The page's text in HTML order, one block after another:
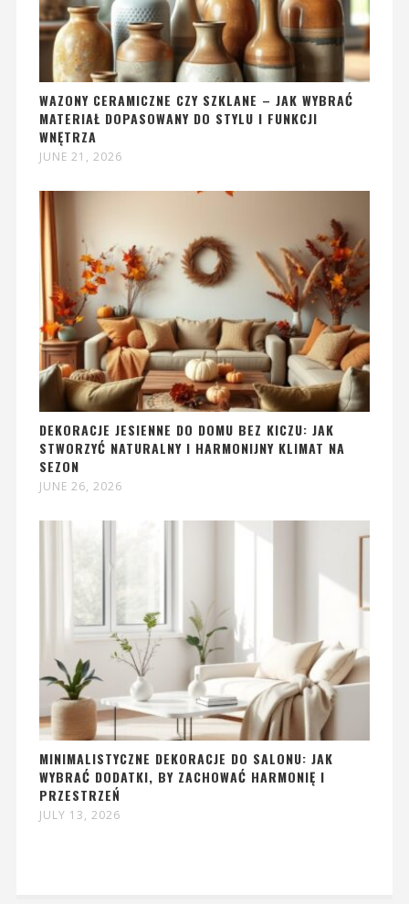
WAZONY CERAMICZNE CZY SZKLANE – JAK WYBRAĆ
MATERIAŁ DOPASOWANY DO STYLU I FUNKCJI
WNĘTRZA
JUNE 21, 2026
DEKORACJE JESIENNE DO DOMU BEZ KICZU: JAK
STWORZYĆ NATURALNY I HARMONIJNY KLIMAT NA
SEZON
JUNE 26, 2026
MINIMALISTYCZNE DEKORACJE DO SALONU: JAK
WYBRAĆ DODATKI, BY ZACHOWAĆ HARMONIĘ I
PRZESTRZEŃ
JULY 13, 2026